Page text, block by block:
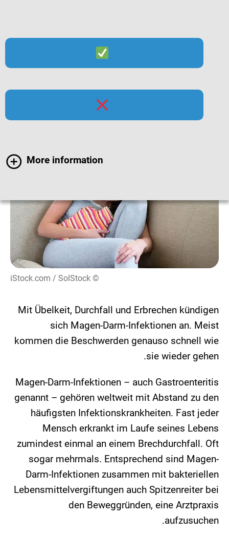
More information
Menü
Magen-Darm-Infektionen
© iStock.com / SolStock
Mit Übelkeit, Durchfall und Erbrechen kündigen
sich Magen-Darm-Infektionen an. Meist
kommen die Beschwerden genauso schnell wie
sie wieder gehen.
Magen-Darm-Infektionen – auch Gastroenteritis
genannt – gehören weltweit mit Abstand zu den
häufigsten Infektionskrankheiten. Fast jeder
Mensch erkrankt im Laufe seines Lebens
zumindest einmal an einem Brechdurchfall. Oft
sogar mehrmals. Entsprechend sind Magen-
Darm-Infektionen zusammen mit bakteriellen
Lebensmittelvergiftungen auch Spitzenreiter bei
den Beweggründen, eine Arztpraxis
aufzusuchen.